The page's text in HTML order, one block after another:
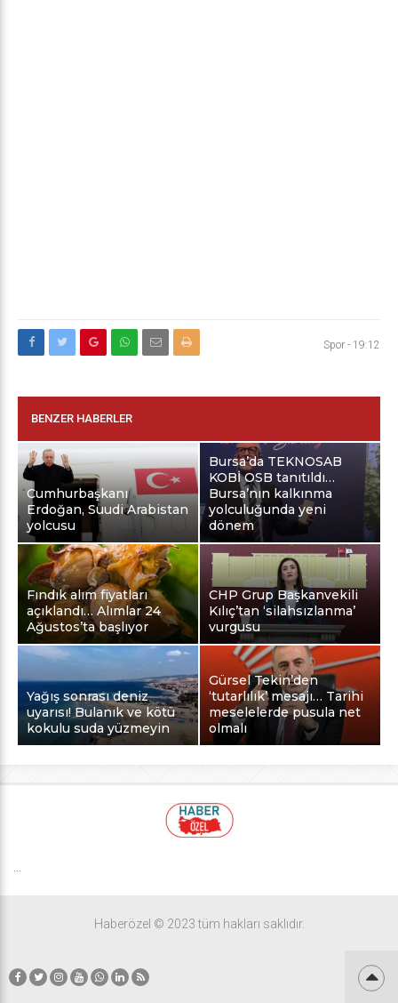
Spor - 19:12
BENZER HABERLER
Cumhurbaşkanı
Erdoğan, Suudi Arabistan
yolcusu
Bursa’da TEKNOSAB
KOBİ OSB tanıtıldı…
Bursa’nın kalkınma
yolculuğunda yeni
dönem
Fındık alım fiyatları
açıklandı… Alımlar 24
Ağustos’ta başlıyor
CHP Grup Başkanvekili
Kılıç’tan ‘silahsızlanma’
vurgusu
Yağış sonrası deniz
uyarısı! Bulanık ve kötü
kokulu suda yüzmeyin
Gürsel Tekin’den
‘tutarlılık’ mesajı… Tarihi
meselelerde pusula net
olmalı
Haberözel © 2023 tüm hakları saklıdır.